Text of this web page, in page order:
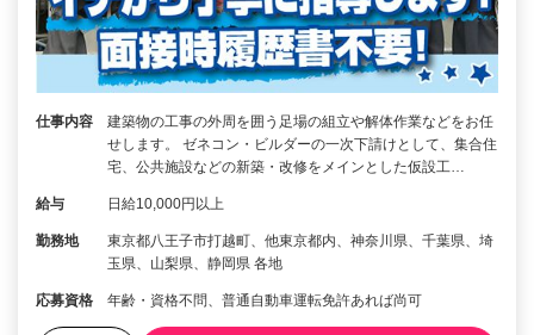
仕事内容
建築物の工事の外周を囲う足場の組立や解体作業などをお任
せします。 ゼネコン・ビルダーの一次下請けとして、集合住
宅、公共施設などの新築・改修をメインとした仮設工…
給与 日給10,000円以上
勤務地
東京都八王子市打越町、他東京都内、神奈川県、千葉県、埼
玉県、山梨県、静岡県 各地
応募資格 年齢・資格不問、普通自動車運転免許あれば尚可